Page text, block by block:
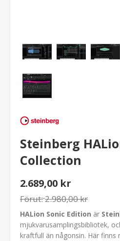
Steinberg
Collection
2.689,00 kr
Förut:2.980,00 kr
HALion Sonic Edition är
mjukvarusamplingsbibliotek,
kraftfull än någonsin. Här finns